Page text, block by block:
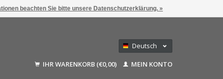
Deutsch
Français
IHR WARENKORB (€0,00) MEIN KONTO
beachten Sie bitte unsere Datenschutzerklärung. »